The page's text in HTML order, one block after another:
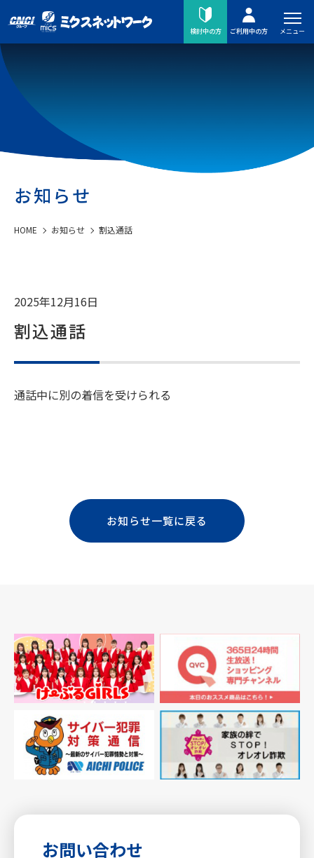
検討中の方 ご利用中の方 メニュー
お知らせ
HOME お知らせ 割込通話
2025年12月16日
割込通話
通話中に別の着信を受けられる
お知らせ一覧に戻る
お問い合わせ